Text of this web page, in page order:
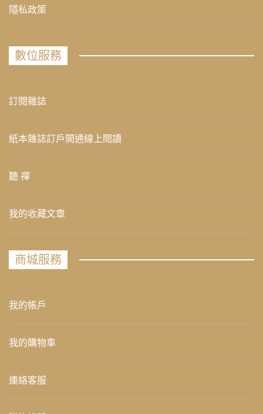
隱私政策
數位服務
訂閱雜誌
紙本雜誌訂戶開通線上閱讀
聽 禪
我的收藏文章
商城服務
我的帳戶
我的購物車
連絡客服